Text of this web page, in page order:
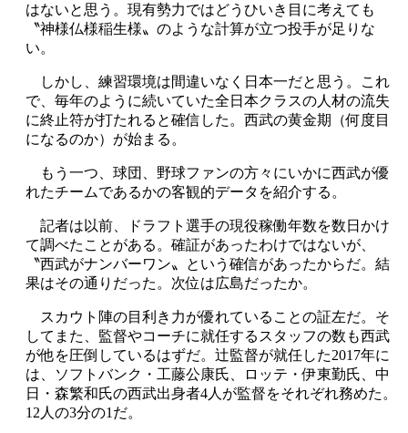
はないと思う。現有勢力ではどうひいき目に考えても
〝神様仏様稲生様〟のような計算が立つ投手が足りな
い。
しかし、練習環境は間違いなく日本一だと思う。これ
で、毎年のように続いていた全日本クラスの人材の流失
に終止符が打たれると確信した。西武の黄金期（何度目
になるのか）が始まる。
もう一つ、球団、野球ファンの方々にいかに西武が優
れたチームであるかの客観的データを紹介する。
記者は以前、ドラフト選手の現役稼働年数を数日かけ
て調べたことがある。確証があったわけではないが、
〝西武がナンバーワン〟という確信があったからだ。結
果はその通りだった。次位は広島だったか。
スカウト陣の目利き力が優れていることの証左だ。そ
してまた、監督やコーチに就任するスタッフの数も西武
が他を圧倒しているはずだ。辻監督が就任した2017年に
は、ソフトバンク・工藤公康氏、ロッテ・伊東勤氏、中
日・森繁和氏の西武出身者4人が監督をそれぞれ務めた。
12人の3分の1だ。